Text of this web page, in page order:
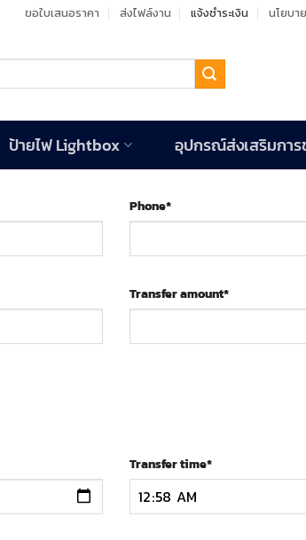
ขอใบเสนอราคา ส่งไฟล์งาน แจ้งชำระเงิน นโยบา
ป้ายไฟ Lightbox อุปกรณ์ส่งเสริมการ
Phone*
Transfer amount*
Transfer time*